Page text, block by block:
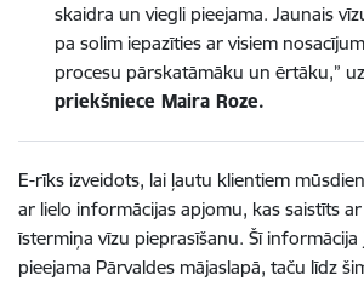
skaidra un viegli pieejama. Jaunais
pa solim iepazīties ar visiem
procesu pārskatāmāku un ērtāku,”
priekšniece Maira Roze.
E-rīks izveidots, lai ļautu klientiem
ar lielo informācijas apjomu, kas saistīts
īstermiņa vīzu pieprasīšanu. Šī informācija
pieejama Pārvaldes mājaslapā, taču līdz